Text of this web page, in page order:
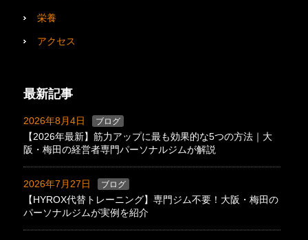
栄養
アクセス
最新記事
2026年8月4日 ブログ
【2026年最新】筋力アップに最も効果的な5つの方法｜大
阪・梅田の経営者専門パーソナルジムが解説
2026年7月27日 ブログ
【HYROX代替トレーニング】専門ジム不要！大阪・梅田の
パーソナルジムが実例を紹介